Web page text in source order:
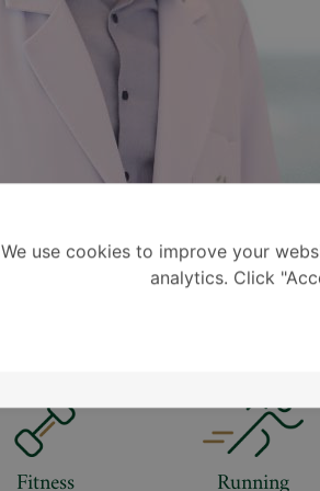
We use cookies to improve your
analytics. Click